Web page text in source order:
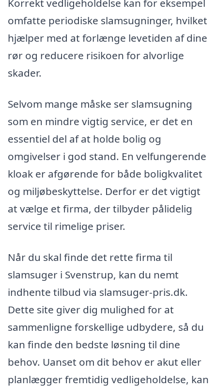
Korrekt vedligeholdelse kan for eksempel
omfatte periodiske slamsugninger, hvilket
hjælper med at forlænge levetiden af dine
rør og reducere risikoen for alvorlige
skader.
Selvom mange måske ser slamsugning
som en mindre vigtig service, er det en
essentiel del af at holde bolig og
omgivelser i god stand. En velfungerende
kloak er afgørende for både boligkvalitet
og miljøbeskyttelse. Derfor er det vigtigt
at vælge et firma, der tilbyder pålidelig
service til rimelige priser.
Når du skal finde det rette firma til
slamsuger i Svenstrup, kan du nemt
indhente tilbud via slamsuger-pris.dk.
Dette site giver dig mulighed for at
sammenligne forskellige udbydere, så du
kan finde den bedste løsning til dine
behov. Uanset om dit behov er akut eller
planlægger fremtidig vedligeholdelse, kan